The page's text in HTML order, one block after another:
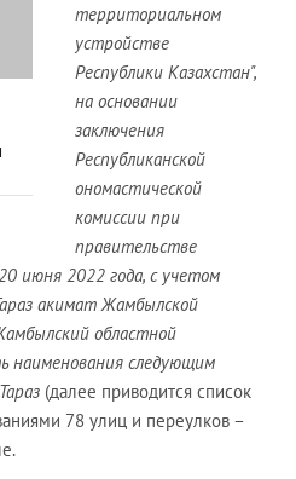
территориальном
устройстве
Республики Казахстан",
на основании
заключения
Республиканской
ономастической
комиссии при
правительстве
июня 2022 года, с учетом
акимат Жамбылской
областной
наименования следующим
(далее приводится список
78 улиц и переулков –